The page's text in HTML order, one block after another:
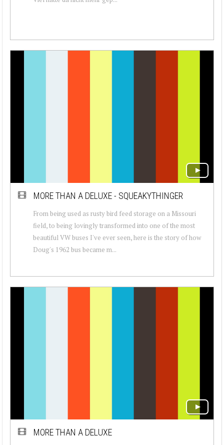
MORE THAN A DELUXE - SQUEAKYTHINGER
From being used as rusty bird feed storage on a Missouri
field, to being lovingly transformed into one of the most
beautiful VW buses I've ever seen, here is the story of how
Doug's 1962 bus became m...
MORE THAN A DELUXE